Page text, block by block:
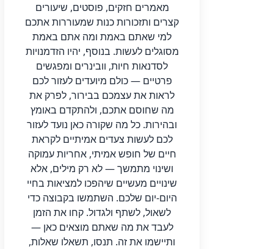
מאמרים חזקים, פוסטים, שיעורים
קצרים ותזכורות כנות שמעוררות אתכם
למי שאתם באמת ומה אתם באמת
מסוגלים לעשות. בנוסף, יהיו הזדמנויות
לסדנאות חיות, וובינרים ומפגשים
פרטיים — כולם מיועדים לעזור לכם
לראות את עצמכם בבירור, לפרק את
מה שחוסם אתכם, ולהתקדם באומץ
ובהירות. כל מה שקורה כאן נועד לעזור
לכם לעשות צעדים אמיתיים לקראת
חיים של חופש אמיתי, אחריות עמוקה
ושינוי מתמשך — לא רק מילים, אלא
שינויים מעשיים שיהפכו למציאות בחיי
היום-יום שלכם. השתמשו בקבוצה כדי
לשאול, לשתף ולגדול. קחו את הזמן
לעבד את מה שאתם מוצאים כאן —
ותיישמו את זה. תנסו, תשאלו שאלות,